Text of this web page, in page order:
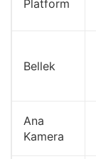
Platform
Bellek
Ana
Kamera